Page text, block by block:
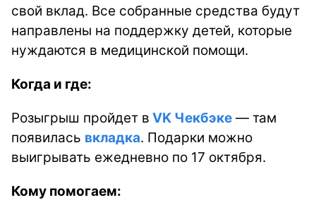
свой вклад. Все собранные средства будут
направлены на поддержку детей, которые
нуждаются в медицинской помощи.
Когда и где:
Розыгрыш пройдет в VK Чекбэке — там
появилась вкладка. Подарки можно
выигрывать ежедневно по 17 октября.
Кому помогаем: